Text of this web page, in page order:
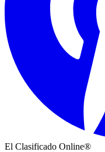
El Clasificado Online®